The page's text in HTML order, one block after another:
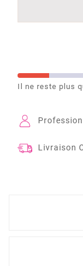
Il ne reste plus
Livraison